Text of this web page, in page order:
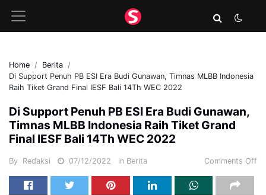
Home
Berita
Di Support Penuh PB ESI Era Budi Gunawan, Timnas MLBB Indonesia
Raih Tiket Grand Final IESF Bali 14Th WEC 2022
Di Support Penuh PB ESI Era Budi Gunawan,
Timnas MLBB Indonesia Raih Tiket Grand
Final IESF Bali 14Th WEC 2022
By Redaksi 07/12/2022 in Berita Comments Off